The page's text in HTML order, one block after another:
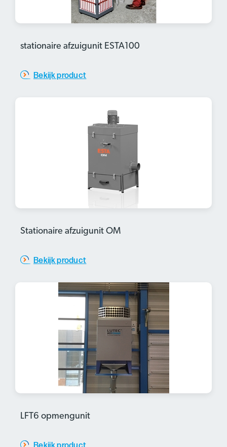
stationaire afzuigunit ESTA100
Bekijk product
Stationaire afzuigunit OM
Bekijk product
LFT6 opmengunit